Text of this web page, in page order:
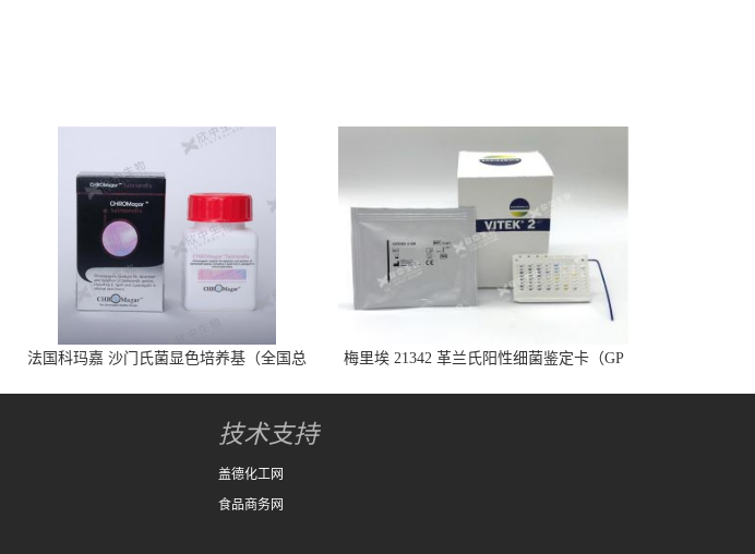
法国科玛嘉 沙门氏菌显色培养基（全国总
梅里埃 21342 革兰氏阳性细菌鉴定卡（GP
技术支持
盖德化工网
食品商务网